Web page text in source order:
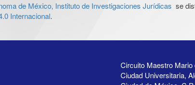
de México, Instituto de Investigaciones Jurídicas se
Internacional.
Circuito Maestro
Ciudad Universitaria,